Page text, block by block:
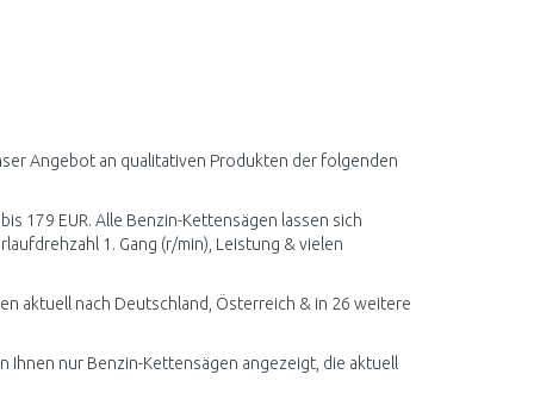
Angebot an qualitativen Produkten der folgenden
179 EUR. Alle Benzin-Kettensägen lassen sich
1. Gang (r/min), Leistung & vielen
aktuell nach Deutschland, Österreich & in 26 weitere
nur Benzin-Kettensägen angezeigt, die aktuell